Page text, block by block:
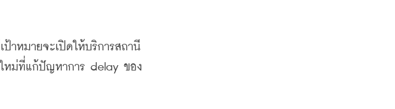
ป้าหมายจะเปิดให้บริการสถานี
หม่ที่แก้ปัญหาการ delay ของ